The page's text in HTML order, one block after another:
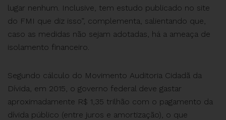
lugar nenhum. Inclusive, tem estudo publicado no site
do FMI que diz isso”, complementa, salientando que,
caso as medidas não sejam adotadas, há a ameaça de
isolamento financeiro.
Segundo cálculo do Movimento Auditoria Cidadã da
Dívida, em 2015, o governo federal deve gastar
aproximadamente R$ 1,35 trilhão com o pagamento da
dívida público (entre juros e amortização), o que